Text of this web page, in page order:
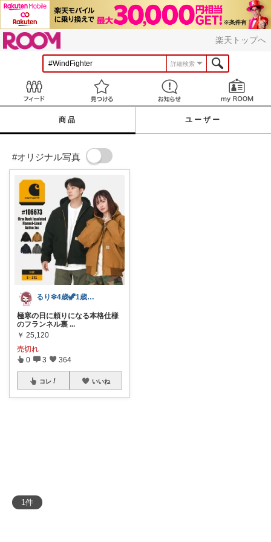
楽天トップへ
詳細検索
見つける お知らせ
商品 ユーザー
#オリジナル写真
1件
るり❇︎4歳🦖1歳🎀ママ
極寒の日に頼りになる本格仕様
のフランネル裏 ...
￥ 25,120
売切れ
0 3 364
コレ いいね